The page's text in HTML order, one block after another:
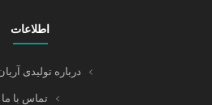
اطلاعات
درباره تولیدی
تماس با ما